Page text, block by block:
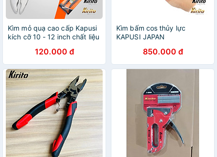
Kìm mỏ quạ cao cấp Kapusi
kích cỡ 10 - 12 inch chất liệu
đai ốc đa năng
120.000 đ
Kìm bấm cos thủy lực
KAPUSI JAPAN
850.000 đ